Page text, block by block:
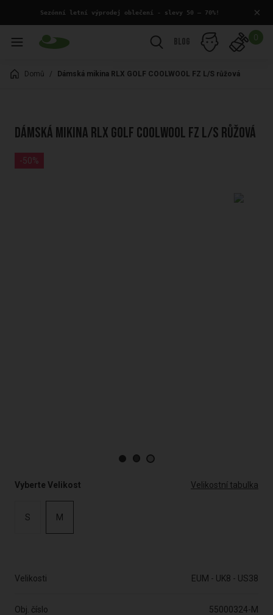
Sezónní letní výprodej oblečení - slevy 50 – 70%! ×
Blog 0
Domů / Dámská mikina RLX GOLF COOLWOOL FZ L/S růžová
Dámská mikina RLX GOLF COOLWOOL FZ L/S růžová
-50%
Vyberte Velikost Velikostní tabulka
S M
Velikosti EUM - UK8 - US38
Obj. číslo 55000324-M